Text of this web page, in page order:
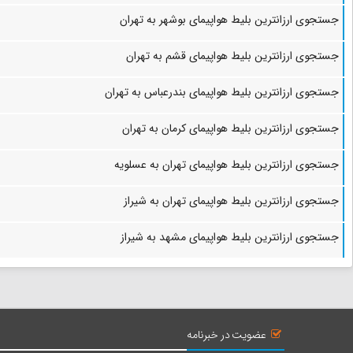
جستجوی ارزانترین بلیط هواپیمای بوشهر به تهران
جستجوی ارزانترین بلیط هواپیمای قشم به تهران
جستجوی ارزانترین بلیط هواپیمای بندرعباس به تهران
جستجوی ارزانترین بلیط هواپیمای کرمان به تهران
جستجوی ارزانترین بلیط هواپیمای تهران به عسلویه
جستجوی ارزانترین بلیط هواپیمای تهران به شیراز
جستجوی ارزانترین بلیط هواپیمای مشهد به شیراز
عضویت در خبرنامه